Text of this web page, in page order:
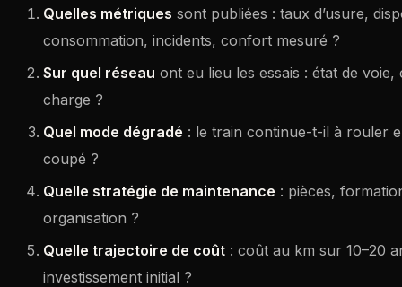
Quelles métriques sont publiées : taux d’usure,
consommation, incidents, confort mesuré ?
Sur quel réseau ont eu lieu les essais : état de
charge ?
Quel mode dégradé : le train continue-t-il à rouler
coupé ?
Quelle stratégie de maintenance : pièces,
organisation ?
Quelle trajectoire de coût : coût au km sur 10–20
investissement initial ?